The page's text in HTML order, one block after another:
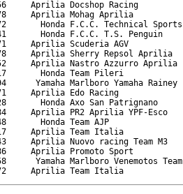
Aprilia Docshop Racing
Aprilia Mohag Aprilia
Honda F.C.C. Technical Sports
Honda F.C.C. T.S. Penguin
Aprilia Scuderia AGV
Aprilia Sherry Repsol Aprilia
Aprilia Nastro Azzurro Aprilia
Honda Team Pileri
Yamaha Marlboro Yamaha Rainey
Aprilia Edo Racing
Honda Axo San Patrignano
Aprilia PR2 Aprilia YPF-Esco
Honda Team AJP
Aprilia Team Italia
Aprilia Nuovo racing Team M3
Aprilia Promoto Sport
Yamaha Marlboro Venemotos Team
Aprilia Team Italia